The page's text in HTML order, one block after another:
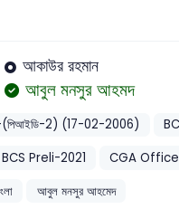
আকাউর রহমান
আবুল মনসুর আহমদ
(পিআইডি-2) (17-02-2006)
Preli-2021
CGA
আবুল মনসুর আহমেদ